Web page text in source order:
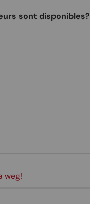
sont disponibles?
weg!